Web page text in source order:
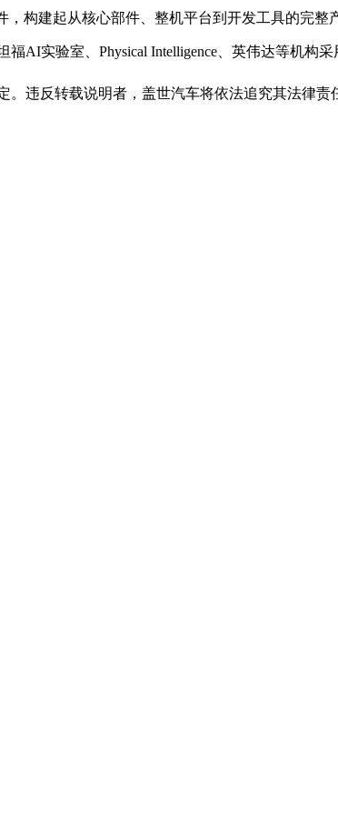
构建起从核心部件、整机平台到开发工具的完整
AI实验室、Physical Intelligence、英伟达等机构采
。违反转载说明者，盖世汽车将依法追究其法律责